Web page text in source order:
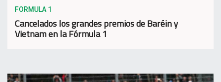
FORMULA 1
Cancelados los grandes premios de Baréin y
Vietnam en la Fórmula 1